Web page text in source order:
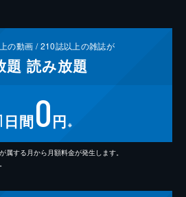
の動画 /210誌以上の雑誌が
題 読み放題
日間0円 ※
する月から月額料金が発生します。